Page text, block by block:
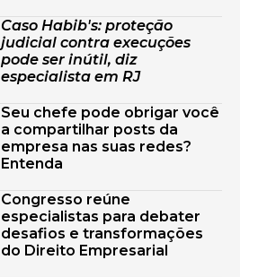
Caso Habib's: proteção
judicial contra execuções
pode ser inútil, diz
especialista em RJ
Seu chefe pode obrigar você
a compartilhar posts da
empresa nas suas redes?
Entenda
Congresso reúne
especialistas para debater
desafios e transformações
do Direito Empresarial